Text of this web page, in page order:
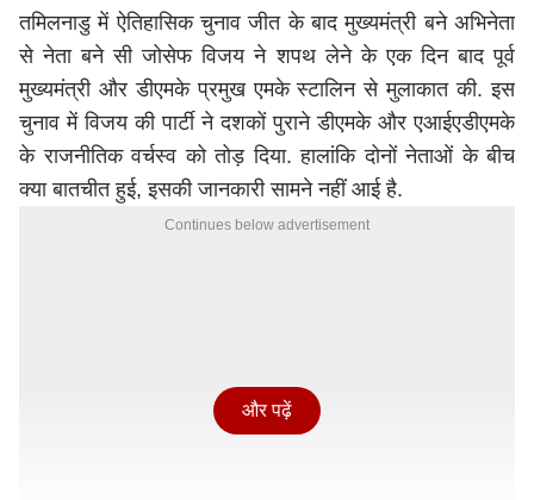
तमिलनाडु में ऐतिहासिक चुनाव जीत के बाद मुख्यमंत्री बने अभिनेता
से नेता बने सी जोसेफ विजय ने शपथ लेने के एक दिन बाद पूर्व
मुख्यमंत्री और डीएमके प्रमुख एमके स्टालिन से मुलाकात की. इस
चुनाव में विजय की पार्टी ने दशकों पुराने डीएमके और एआईएडीएमके
के राजनीतिक वर्चस्व को तोड़ दिया. हालांकि दोनों नेताओं के बीच
क्या बातचीत हुई, इसकी जानकारी सामने नहीं आई है.
Continues below advertisement
और पढ़ें